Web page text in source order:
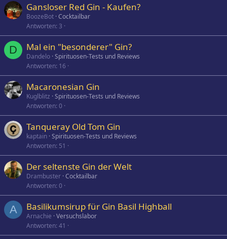
Gansloser Red Gin - Kaufen?
BoozeBot Cocktailbar
Antworten 3
D Mal ein "besonderer" Gin?
Dandelo Spirituosen-Tests und Reviews
Antworten 16
Macaronesian Gin
Kuglblitz Spirituosen-Tests und Reviews
Antworten 0
Tanqueray Old Tom Gin
kaptain Spirituosen-Tests und Reviews
Antworten 51
Der seltenste Gin der Welt
Drambuster Cocktailbar
Antworten 0
A Basilikumsirup für Gin Basil Highball
Arnachie Versuchslabor
Antworten 41